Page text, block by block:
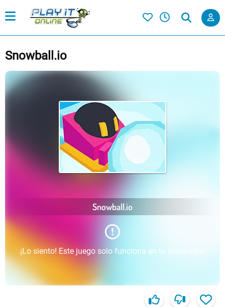
Snowball.io
Snowball.io
¡Lo siento! Este juego solo funciona en tu ordenador.